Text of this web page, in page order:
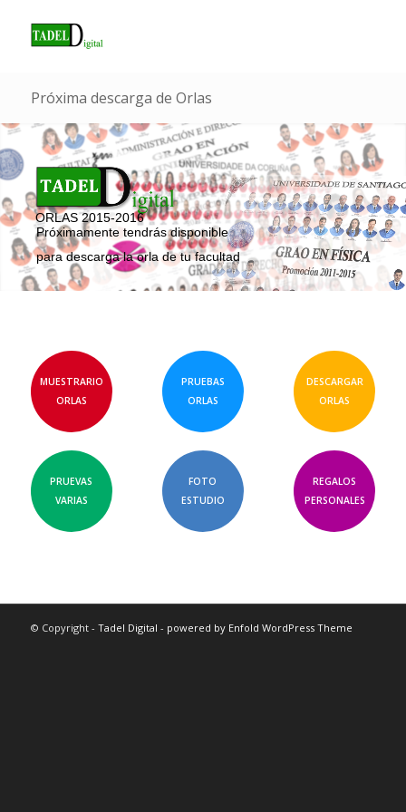
Próxima descarga de Orlas
ORLAS 2015-2016
Próximamente tendrás disponible
para descarga la orla de tu facultad
MUESTRARIO
ORLAS
PRUEBAS
ORLAS
DESCARGAR
ORLAS
PRUEVAS
VARIAS
FOTO
ESTUDIO
REGALOS
PERSONALES
© Copyright - Tadel Digital - powered by Enfold WordPress Theme